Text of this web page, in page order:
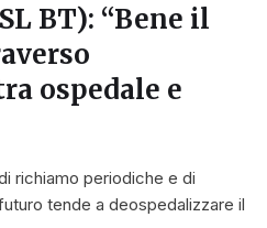
BT): “Bene il
ospedale e
richiamo periodiche e di
tende a deospedalizzare il